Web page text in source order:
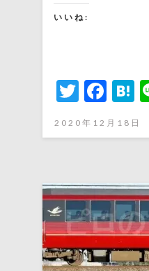
いいね:
投
日:
2020年12月18日